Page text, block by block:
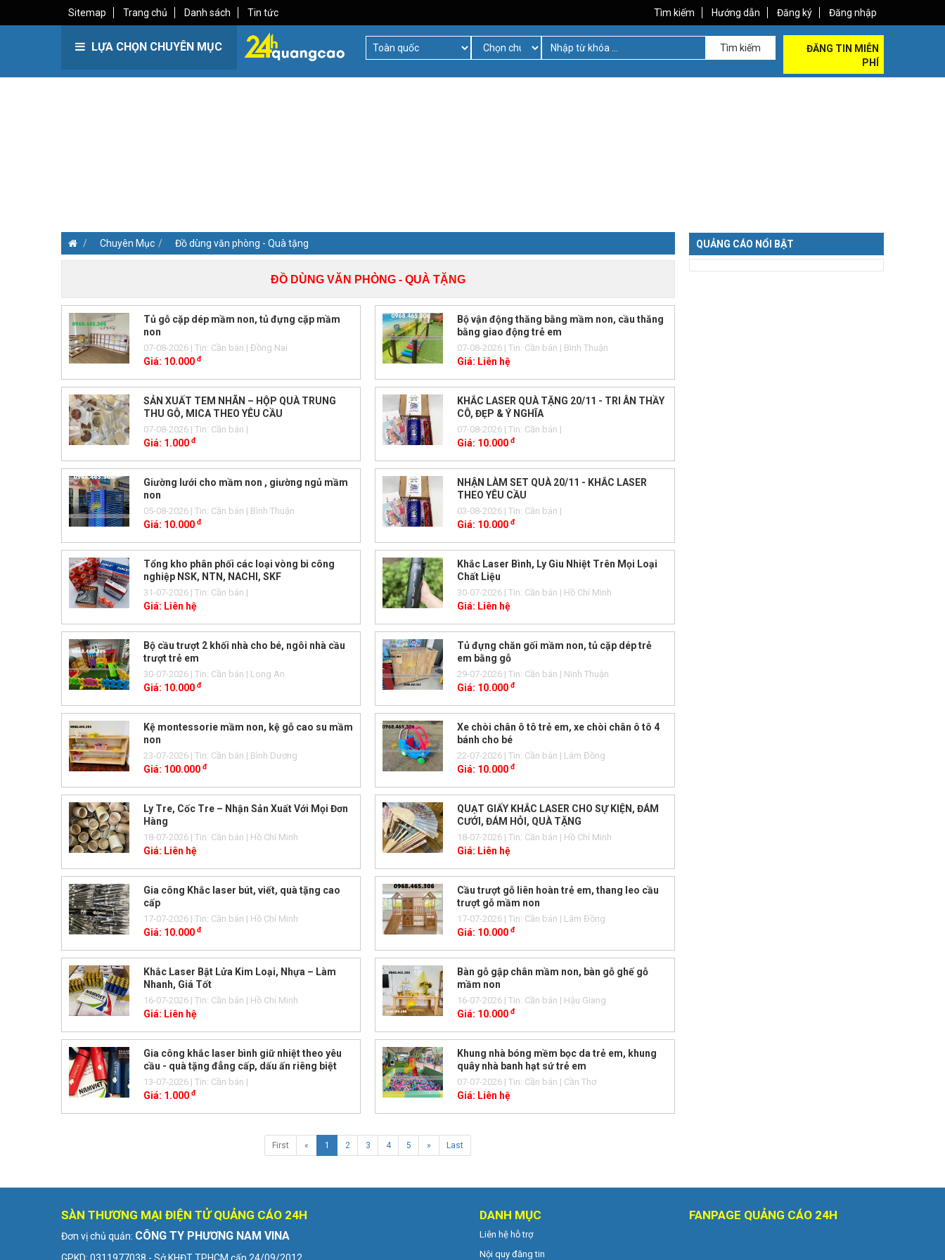
Sitemap Trang chủ Danh sách Tin tức Tìm kiếm Hướng dẫn Đăng ký Đăng nhập
LỰA CHỌN CHUYÊN MỤC Tìm kiếm
ĐĂNG TIN MIỄN
PHÍ
Chuyên Mục Đồ dùng văn phòng - Quà tặng
ĐỒ DÙNG VĂN PHÒNG - QUÀ TẶNG
Tủ gỗ cặp dép mầm non, tủ đựng cặp mầm
non
07-08-2026 | Tin: Cần bán | Đồng Nai
Giá: 10.000đ
Bộ vận động thăng bằng mầm non, cầu thăng
bằng giao động trẻ em
07-08-2026 | Tin: Cần bán | Bình Thuận
Giá: Liên hệ
SẢN XUẤT TEM NHÃN – HỘP QUÀ TRUNG
THU GỖ, MICA THEO YÊU CẦU
07-08-2026 | Tin: Cần bán |
Giá: 1.000đ
KHẮC LASER QUÀ TẶNG 20/11 - TRI ÂN THẦY
CÔ, ĐẸP & Ý NGHĨA
07-08-2026 | Tin: Cần bán |
Giá: 10.000đ
Giường lưới cho mầm non , giường ngủ mầm
non
05-08-2026 | Tin: Cần bán | Bình Thuận
Giá: 10.000đ
NHẬN LÀM SET QUÀ 20/11 - KHẮC LASER
THEO YÊU CẦU
03-08-2026 | Tin: Cần bán |
Giá: 10.000đ
Tổng kho phân phối các loại vòng bi công
nghiệp NSK, NTN, NACHI, SKF
31-07-2026 | Tin: Cần bán |
Giá: Liên hệ
Khắc Laser Bình, Ly Giu Nhiệt Trên Mọi Loại
Chất Liệu
30-07-2026 | Tin: Cần bán | Hồ Chí Minh
Giá: Liên hệ
Bộ cầu trượt 2 khối nhà cho bé, ngôi nhà cầu
trượt trẻ em
30-07-2026 | Tin: Cần bán | Long An
Giá: 10.000đ
Tủ đựng chăn gối mầm non, tủ cặp dép trẻ
em bằng gỗ
29-07-2026 | Tin: Cần bán | Ninh Thuận
Giá: 10.000đ
Kệ montessorie mầm non, kệ gỗ cao su mầm
non
23-07-2026 | Tin: Cần bán | Bình Dương
Giá: 100.000đ
Xe chòi chân ô tô trẻ em, xe chòi chân ô tô 4
bánh cho bé
22-07-2026 | Tin: Cần bán | Lâm Đồng
Giá: 10.000đ
Ly Tre, Cốc Tre – Nhận Sản Xuất Với Mọi Đơn
Hàng
18-07-2026 | Tin: Cần bán | Hồ Chí Minh
Giá: Liên hệ
QUẠT GIẤY KHẮC LASER CHO SỰ KIỆN, ĐÁM
CƯỚI, ĐÁM HỎI, QUÀ TẶNG
18-07-2026 | Tin: Cần bán | Hồ Chí Minh
Giá: Liên hệ
Gia công Khắc laser bút, viết, quà tặng cao
cấp
17-07-2026 | Tin: Cần bán | Hồ Chí Minh
Giá: 10.000đ
Cầu trượt gỗ liên hoàn trẻ em, thang leo cầu
trượt gỗ mầm non
17-07-2026 | Tin: Cần bán | Lâm Đồng
Giá: 10.000đ
Khắc Laser Bật Lửa Kim Loại, Nhựa – Làm
Nhanh, Giá Tốt
16-07-2026 | Tin: Cần bán | Hồ Chí Minh
Giá: Liên hệ
Bàn gỗ gập chân mầm non, bàn gỗ ghế gỗ
mầm non
16-07-2026 | Tin: Cần bán | Hậu Giang
Giá: 10.000đ
Gia công khắc laser bình giữ nhiệt theo yêu
cầu - quà tặng đẳng cấp, dấu ấn riêng biệt
13-07-2026 | Tin: Cần bán |
Giá: 1.000đ
Khung nhà bóng mềm bọc da trẻ em, khung
quây nhà banh hạt sứ trẻ em
07-07-2026 | Tin: Cần bán | Cần Thơ
Giá: Liên hệ
First « 1 2 3 4 5 » Last
QUẢNG CÁO NỔI BẬT
SÀN THƯƠNG MẠI ĐIỆN TỬ QUẢNG CÁO 24H
Đơn vị chủ quản: CÔNG TY PHƯƠNG NAM VINA
DANH MỤC
Liên hệ hỗ trợ
Nội quy đăng tin
FANPAGE QUẢNG CÁO 24H